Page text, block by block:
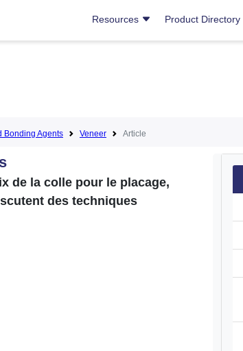
Resources Product Directory
Bonding Agents Veneer Article
de la colle pour le placage,
des techniques